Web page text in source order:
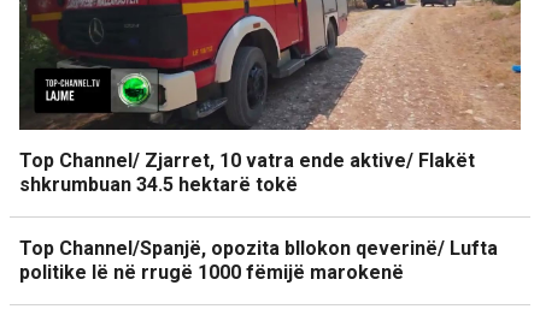
Top Channel/ Zjarret, 10 vatra ende aktive/ Flakët
shkrumbuan 34.5 hektarë tokë
Top Channel/Spanjë, opozita bllokon qeverinë/ Lufta
politike lë në rrugë 1000 fëmijë marokenë